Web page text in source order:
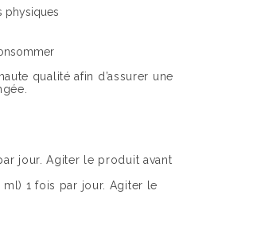
physiques
qualité afin d’assurer une
jour. Agiter le produit avant
ml) 1 fois par jour. Agiter le